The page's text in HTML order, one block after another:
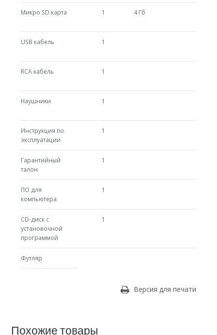
Микро SD карта 1 4 Гб
USB кабель 1
RCA кабель 1
Наушники 1
Инструкция по
эксплуатации
1
Гарантийный
талон
1
ПО для
компьютера
1
CD-диск с
установочной
программой
1
Футляр
Версия для печати
Похожие товары